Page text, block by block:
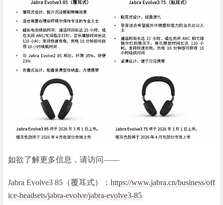
如欲了解更多信息，请访问——
Jabra Evolve3 85（覆耳式）： https://www.jabra.cn/business/off
ice-headsets/jabra-evolve/jabra-evolve3-85